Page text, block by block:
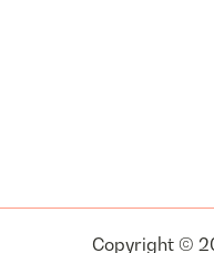
Copyright ©